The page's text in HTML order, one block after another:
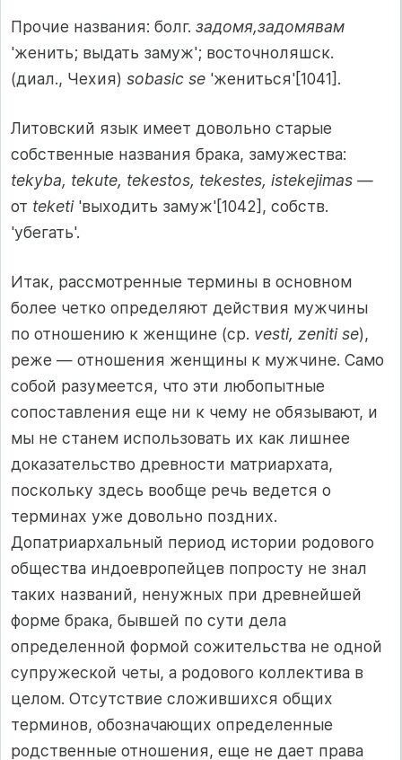
Прочие названия: болг. задомя,задомявам
'женить; выдать замуж'; восточноляшск.
(диал., Чехия) sobasic se 'жениться'[1041].
Литовский язык имеет довольно старые
собственные названия брака, замужества:
tekyba, tekute, tekestos, tekestes, istekejimas —
от teketi 'выходить замуж'[1042], собств.
'убегать'.
Итак, рассмотренные термины в основном
более четко определяют действия мужчины
по отношению к женщине (ср. vesti, zeniti se),
реже — отношения женщины к мужчине. Само
собой разумеется, что эти любопытные
сопоставления еще ни к чему не обязывают, и
мы не станем использовать их как лишнее
доказательство древности матриархата,
поскольку здесь вообще речь ведется о
терминах уже довольно поздних.
Допатриархальный период истории родового
общества индоевропейцев попросту не знал
таких названий, ненужных при древнейшей
форме брака, бывшей по сути дела
определенной формой сожительства не одной
супружеской четы, а родового коллектива в
целом. Отсутствие сложившихся общих
терминов, обозначающих определенные
родственные отношения, еще не дает права